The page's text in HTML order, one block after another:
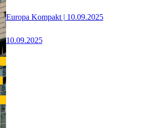
Europa Kompakt | 10.09.2025
10.09.2025